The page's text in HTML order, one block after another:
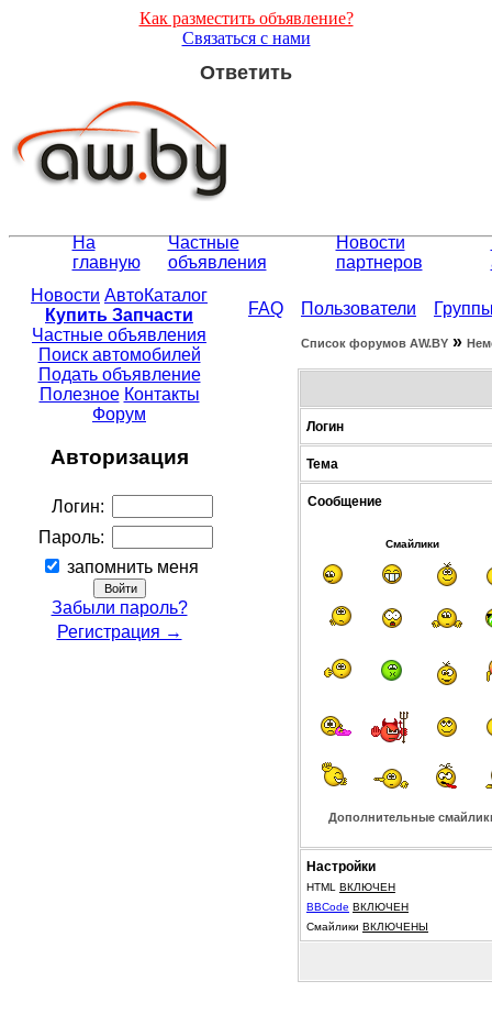
Как разместить объявление?
Связаться с нами
Ответить
На
главную
Частные
объявления
Новости
партнеров
Новости АвтоКаталог
Купить Запчасти
Частные объявления
Поиск автомобилей
Подать объявление
Полезное Контакты
Форум
Авторизация
Логин:
Пароль:
запомнить меня
Забыли пароль?
Регистрация →
FAQ Пользователи
Список форумов АW.BY »
Логин
Тема
Сообщение
Смайлики
Дополнительные
Настройки
HTML ВКЛЮЧЕН
BBCode ВКЛЮЧЕН
Смайлики ВКЛЮЧЕНЫ